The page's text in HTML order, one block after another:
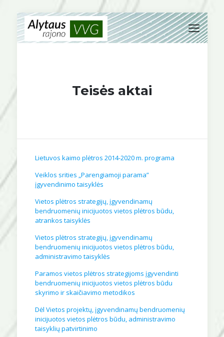
Teisės aktai
Lietuvos kaimo plėtros 2014-2020 m. programa
Veiklos srities „Parengiamoji parama”
įgyvendinimo taisyklės
Vietos plėtros strategijų, įgyvendinamų
bendruomenių inicijuotos vietos plėtros būdu,
atrankos taisyklės
Vietos plėtros strategijų, įgyvendinamų
bendruomenių inicijuotos vietos plėtros būdu,
administravimo taisyklės
Paramos vietos plėtros strategijoms įgyvendinti
bendruomenių inicijuotos vietos plėtros būdu
skyrimo ir skaičiavimo metodikos
Dėl Vietos projektų, įgyvendinamų bendruomenių
inicijuotos vietos plėtros būdu, administravimo
taisyklių patvirtinimo